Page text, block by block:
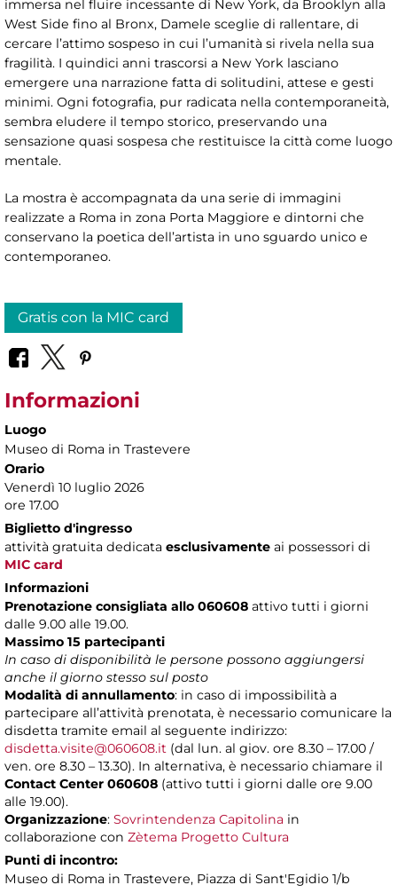
immersa nel fluire incessante di New York, da Brooklyn alla
West Side fino al Bronx, Damele sceglie di rallentare, di
cercare l’attimo sospeso in cui l’umanità si rivela nella sua
fragilità. I quindici anni trascorsi a New York lasciano
emergere una narrazione fatta di solitudini, attese e gesti
minimi. Ogni fotografia, pur radicata nella contemporaneità,
sembra eludere il tempo storico, preservando una
sensazione quasi sospesa che restituisce la città come luogo
mentale.
La mostra è accompagnata da una serie di immagini
realizzate a Roma in zona Porta Maggiore e dintorni che
conservano la poetica dell’artista in uno sguardo unico e
contemporaneo.
Gratis con la MIC card
Informazioni
Luogo
Museo di Roma in Trastevere
Orario
Venerdì 10 luglio 2026
ore 17.00
Biglietto d'ingresso
attività gratuita dedicata esclusivamente ai possessori di
MIC card
Informazioni
Prenotazione consigliata allo 060608 attivo tutti i giorni
dalle 9.00 alle 19.00.
Massimo 15 partecipanti
In caso di disponibilità le persone possono aggiungersi
anche il giorno stesso sul posto
Modalità di annullamento: in caso di impossibilità a
partecipare all’attività prenotata, è necessario comunicare la
disdetta tramite email al seguente indirizzo:
disdetta.visite@060608.it (dal lun. al giov. ore 8.30 – 17.00 /
ven. ore 8.30 – 13.30). In alternativa, è necessario chiamare il
Contact Center 060608 (attivo tutti i giorni dalle ore 9.00
alle 19.00).
Organizzazione: Sovrintendenza Capitolina in
collaborazione con Zètema Progetto Cultura
Punti di incontro:
Museo di Roma in Trastevere, Piazza di Sant'Egidio 1/b